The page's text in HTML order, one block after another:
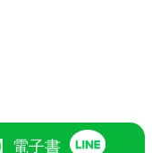
電子書